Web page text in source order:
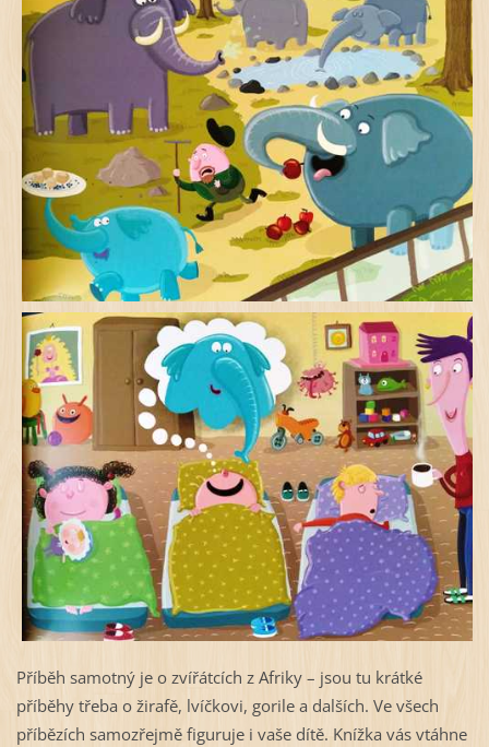
Příběh samotný je o zvířátcích z Afriky – jsou tu krátké
příběhy třeba o žirafě, lvíčkovi, gorile a dalších. Ve všech
příbězích samozřejmě figuruje i vaše dítě. Knížka vás vtáhne